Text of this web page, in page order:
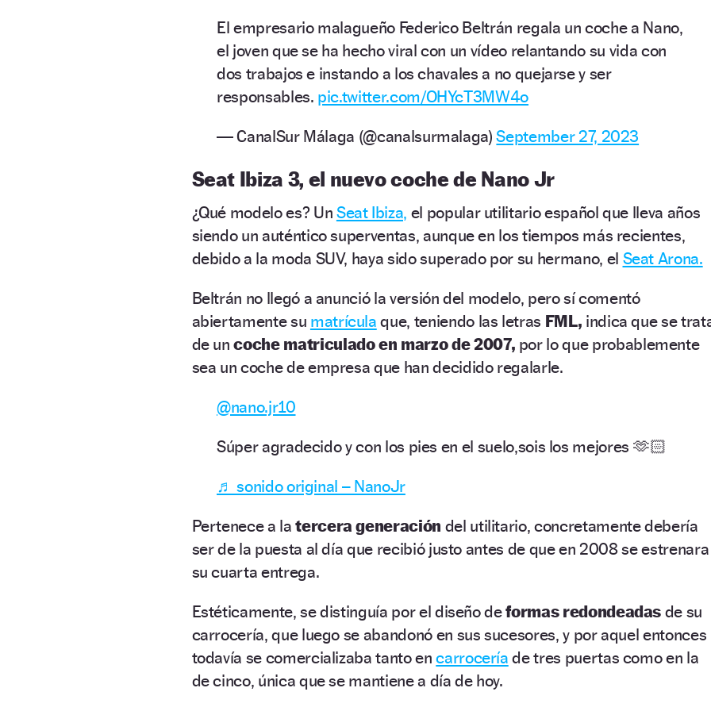
El empresario malagueño Federico Beltrán regala un coche a Nano,
el joven que se ha hecho viral con un vídeo relantando su vida con
dos trabajos e instando a los chavales a no quejarse y ser
responsables. pic.twitter.com/OHYcT3MW4o
— CanalSur Málaga (@canalsurmalaga)September 27, 2023
Seat Ibiza 3, el nuevo coche de Nano Jr
¿Qué modelo es? Un Seat Ibiza, el popular utilitario español que lleva años
siendo un auténtico superventas, aunque en los tiempos más recientes,
debido a la moda SUV, haya sido superado por su hermano, el Seat Arona.
Beltrán no llegó a anunció la versión del modelo, pero sí comentó
abiertamente su matrícula que, teniendo las letras FML, indica que se
de uncoche matriculado en marzo de 2007, por lo que probablemente
sea un coche de empresa que han decidido regalarle.
@nano.jr10
Súper agradecido y con los pies en el suelo,sois los mejores 🫶🏻
♬ sonido original – NanoJr
Pertenece a latercera generación del utilitario, concretamente debería
ser de la puesta al día que recibió justo antes de que en 2008 se estrenara
su cuarta entrega.
Estéticamente, se distinguía por el diseño deformas redondeadas de su
carrocería, que luego se abandonó en sus sucesores, y por aquel entonces
todavía se comercializaba tanto encarrocería de tres puertas como en la
de cinco, única que se mantiene a día de hoy.